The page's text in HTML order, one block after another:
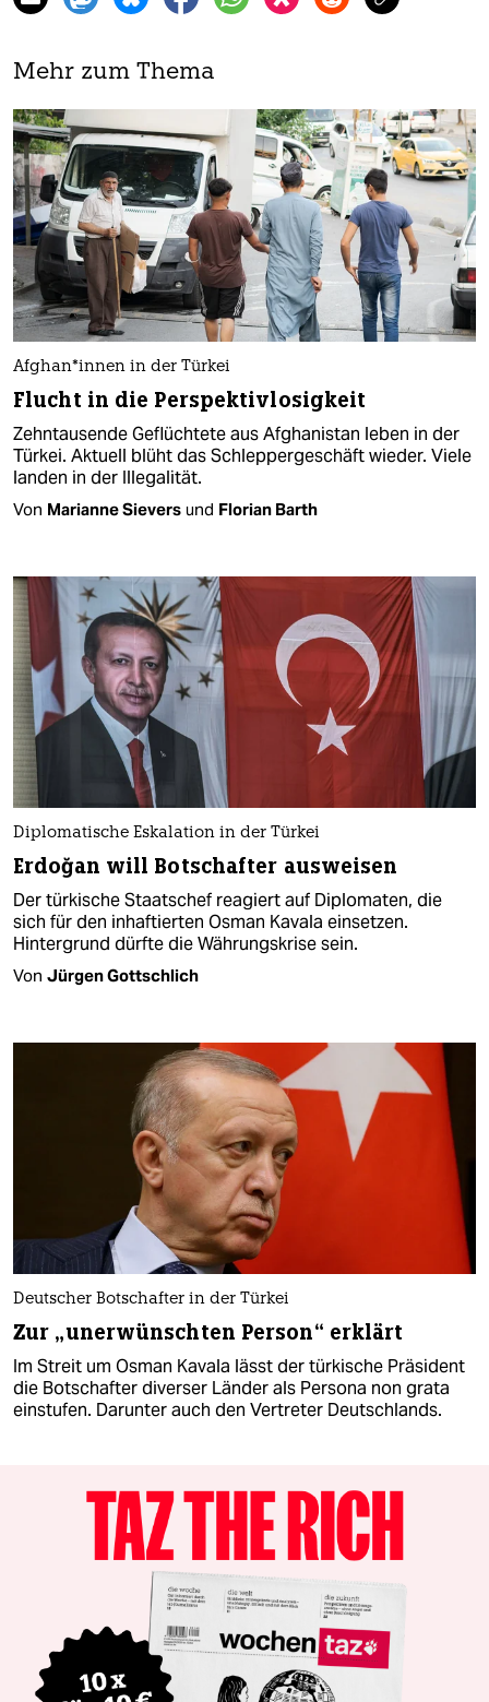
Mehr zum Thema
Af­gha­n*in­nen in der Türkei
Flucht in die Perspektivlosigkeit
Zehntausende Geflüchtete aus Afghanistan leben in der
Türkei. Aktuell blüht das Schleppergeschäft wieder. Viele
landen in der Illegalität.
Von Marianne Sievers und Florian Barth
Diplomatische Eskalation in der Türkei
Erdoğan will Botschafter ausweisen
Der türkische Staatschef reagiert auf Diplomaten, die
sich für den inhaftierten Osman Kavala einsetzen.
Hintergrund dürfte die Währungskrise sein.
Von Jürgen Gottschlich
Deutscher Botschafter in der Türkei
Zur „unerwünschten Person“ erklärt
Im Streit um Osman Kavala lässt der türkische Präsident
die Botschafter diverser Länder als Persona non grata
einstufen. Darunter auch den Vertreter Deutschlands.